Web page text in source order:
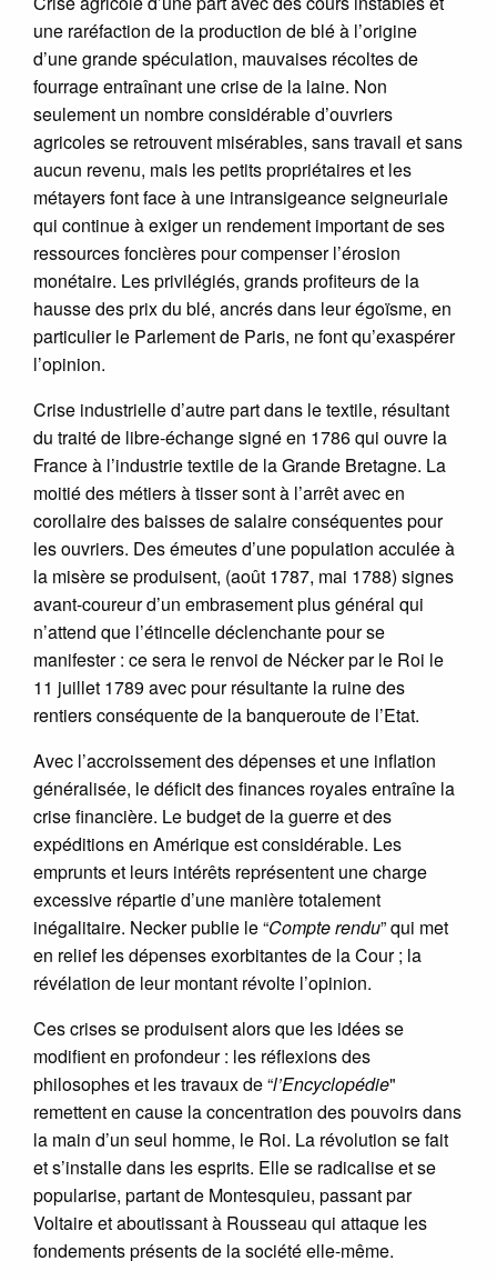
une raréfaction de la production de blé à l’origine
d’une grande spéculation, mauvaises récoltes de
fourrage entraînant une crise de la laine. Non
seulement un nombre considérable d’ouvriers
agricoles se retrouvent misérables, sans travail et sans
aucun revenu, mais les petits propriétaires et les
métayers font face à une intransigeance seigneuriale
qui continue à exiger un rendement important de ses
ressources foncières pour compenser l’érosion
monétaire. Les privilégiés, grands profiteurs de la
hausse des prix du blé, ancrés dans leur égoïsme, en
particulier le Parlement de Paris, ne font qu’exaspérer
l’opinion.
Crise industrielle d’autre part dans le textile, résultant
du traité de libre-échange signé en 1786 qui ouvre la
France à l’industrie textile de la Grande Bretagne. La
moitié des métiers à tisser sont à l’arrêt avec en
corollaire des baisses de salaire conséquentes pour
les ouvriers. Des émeutes d’une population acculée à
la misère se produisent, (août 1787, mai 1788) signes
avant-coureur d’un embrasement plus général qui
n’attend que l’étincelle déclenchante pour se
manifester : ce sera le renvoi de Nécker par le Roi le
11 juillet 1789 avec pour résultante la ruine des
rentiers conséquente de la banqueroute de l’Etat.
Avec l’accroissement des dépenses et une inflation
généralisée, le déficit des finances royales entraîne la
crise financière. Le budget de la guerre et des
expéditions en Amérique est considérable. Les
emprunts et leurs intérêts représentent une charge
excessive répartie d’une manière totalement
inégalitaire. Necker publie le “Compte rendu” qui met
en relief les dépenses exorbitantes de la Cour ; la
révélation de leur montant révolte l’opinion.
Ces crises se produisent alors que les idées se
modifient en profondeur : les réflexions des
philosophes et les travaux de “l’Encyclopédie"
remettent en cause la concentration des pouvoirs dans
la main d’un seul homme, le Roi. La révolution se fait
et s’installe dans les esprits. Elle se radicalise et se
popularise, partant de Montesquieu, passant par
Voltaire et aboutissant à Rousseau qui attaque les
fondements présents de la société elle-même.